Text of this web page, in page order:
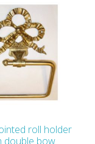
roll holder
double bow